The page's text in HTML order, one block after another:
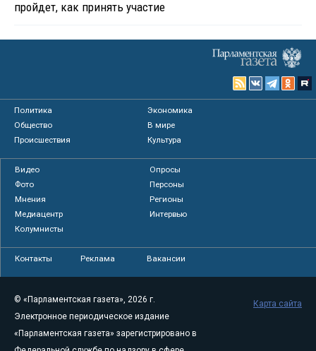
пройдет, как принять участие
Политика
Экономика
Общество
В мире
Происшествия
Культура
Видео
Опросы
Фото
Персоны
Мнения
Регионы
Медиацентр
Интервью
Колумнисты
Контакты Реклама Вакансии
© «Парламентская газета», 2026 г.
Электронное периодическое издание
«Парламентская газета» зарегистрировано в
Карта сайта